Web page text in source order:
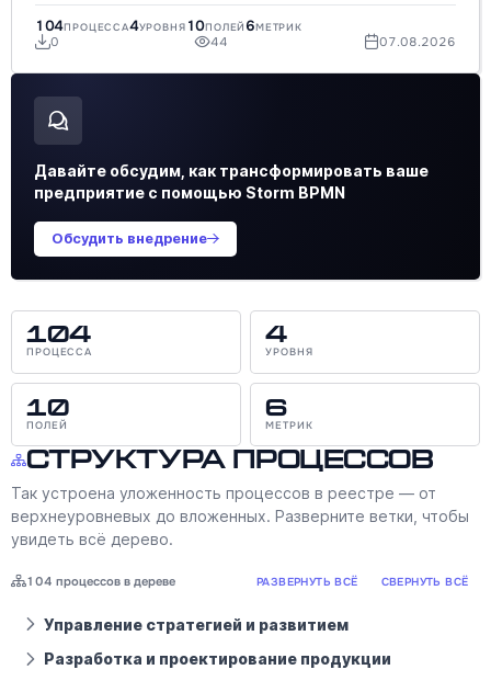
104
ПРОЦЕССА
4
УРОВНЯ
10
ПОЛЕЙ
6
МЕТРИК
Структура процессов
Так устроена уложенность процессов в реестре — от
верхнеуровневых до вложенных. Разверните ветки, чтобы
увидеть всё дерево.
104 процессов в дереве РАЗВЕРНУТЬ ВСЁ СВЕРНУТЬ ВСЁ
Управление стратегией и развитием
Разработка и проектирование продукции
104ПРОЦЕССА4УРОВНЯ 10ПОЛЕЙ6МЕТРИК
0 44 07.08.2026
Давайте обсудим, как трансформировать ваше
предприятие с помощью Storm BPMN
Обсудить внедрение